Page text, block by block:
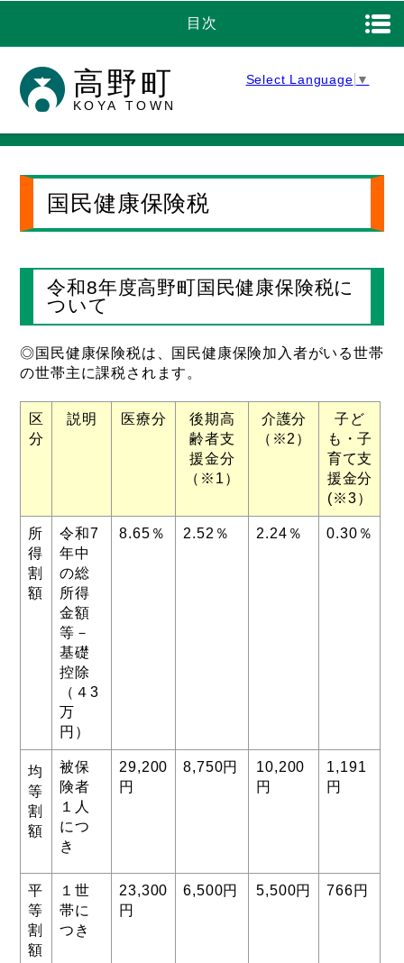
高野町
KOYA TOWN
Select Language ▼
目次
国民健康保険税
令和8年度高野町国民健康保険税に
ついて
◎国民健康保険税は、国民健康保険加入者がいる世帯
の世帯主に課税されます。
区
分
説明 医療分
後期高
齢者支
援金分
（※1）
介護分
（※2）
子ど
も・子
育て支
援金分
(※3）
所
得
割
額
令和7
年中
の総
所得
金額
等－
基礎
控除
（４3
万
円）
8.65％ 2.52％ 2.24％ 0.30％
均
等
割
額
被保
険者
１人
につ
き
29,200
円
8,750円
10,200
円
1,191
円
平
等
割
額
１世
帯に
つき
23,300
円
6,500円 5,500円 766円